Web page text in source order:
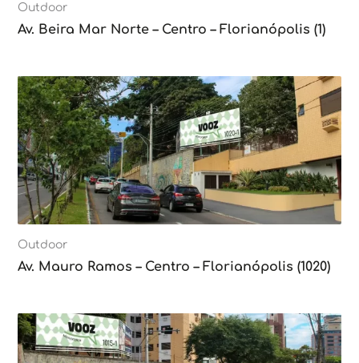
Outdoor
Av. Beira Mar Norte – Centro – Florianópolis (1)
Outdoor
Av. Mauro Ramos – Centro – Florianópolis (1020)